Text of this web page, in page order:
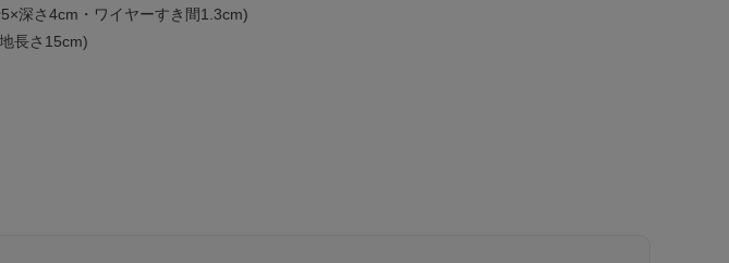
深さ4cm・ワイヤーすき間1.3cm)
長さ15cm)